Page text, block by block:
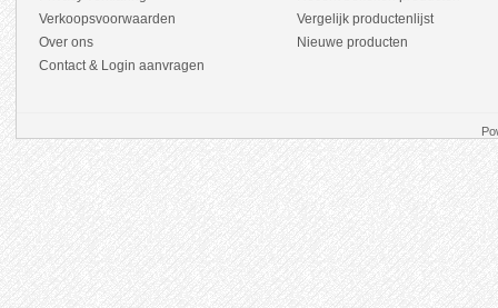
Verkoopsvoorwaarden
Over ons
Contact & Login aanvragen
Vergelijk productenlijst
Nieuwe producten